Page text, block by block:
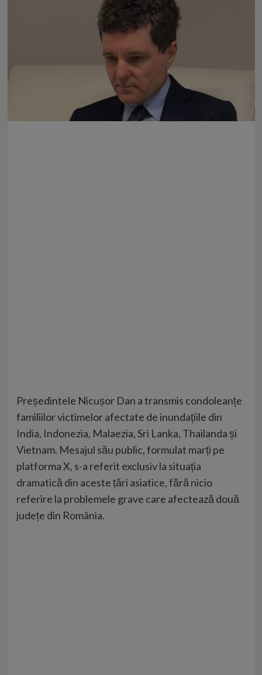
Președintele Nicușor Dan a transmis condoleanțe
familiilor victimelor afectate de inundațiile din
India, Indonezia, Malaezia, Sri Lanka, Thailanda și
Vietnam. Mesajul său public, formulat marți pe
platforma X, s-a referit exclusiv la situația
dramatică din aceste țări asiatice, fără nicio
referire la problemele grave care afectează două
județe din România.